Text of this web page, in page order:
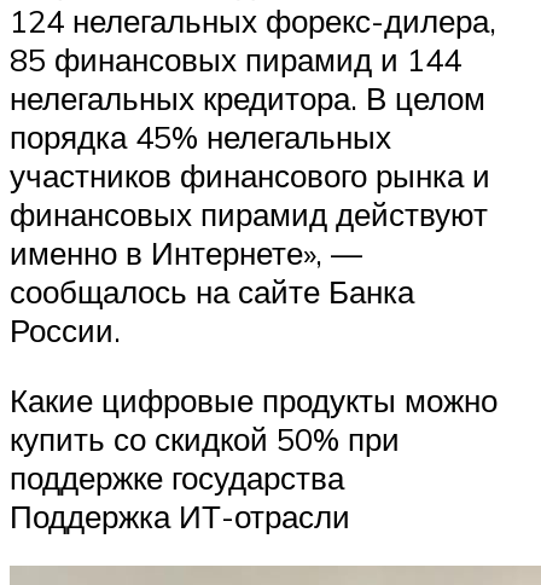
124 нелегальных форекс-дилера,
85 финансовых пирамид и 144
нелегальных кредитора. В целом
порядка 45% нелегальных
участников финансового рынка и
финансовых пирамид действуют
именно в Интернете», —
сообщалось на сайте Банка
России.
Какие цифровые продукты можно
купить со скидкой 50% при
поддержке государства
Поддержка ИТ-отрасли